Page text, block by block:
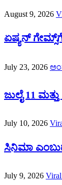
August 9, 2026
ಏಷ್ಯನ್
July 23, 2026
ಜುಲೈ 11
July 10, 2026
ಸಿನಿಮಾ
July 9, 2026